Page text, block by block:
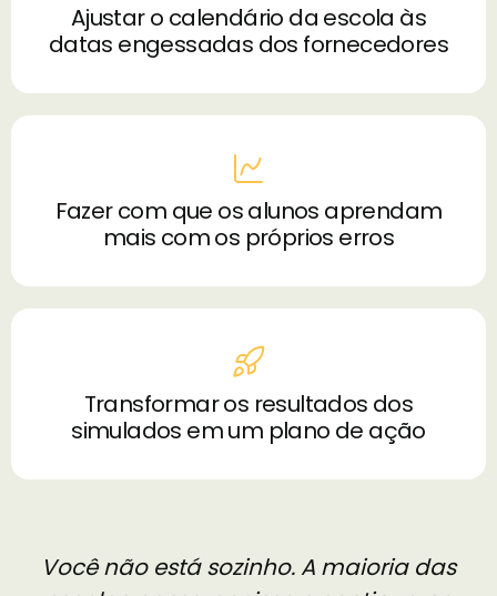
Ajustar o calendário da escola às
datas engessadas dos fornecedores
Fazer com que os alunos aprendam
mais com os próprios erros
Transformar os resultados dos
simulados em um plano de ação
Você não está sozinho. A maioria das